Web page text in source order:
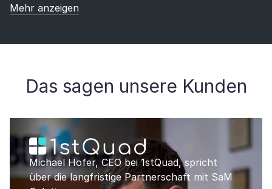
Mehr anzeigen
Das sagen unsere Kunden
Michael Hofer, CEO bei 1stQuad, spricht
über die langfristige Partnerschaft mit SaM